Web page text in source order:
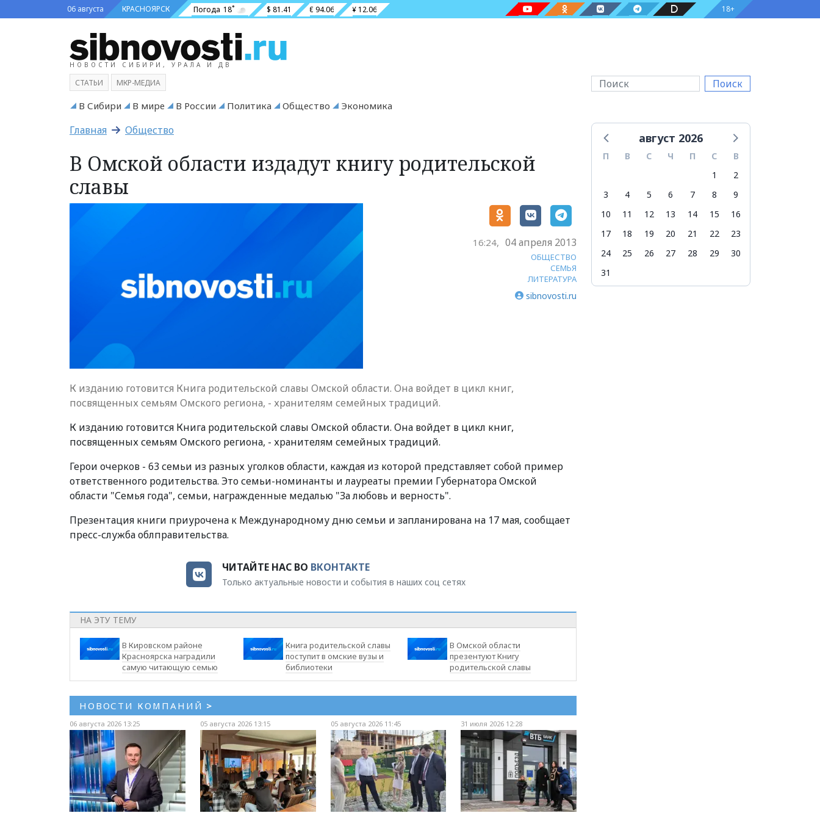
06 августа КРАСНОЯРСК Погода 18˚ $ 81.41 € 94.06 ¥ 12.06 18+
НОВОСТИ СИБИРИ, УРАЛА И ДВ
Поиск
СТАТЬИ МКР-МЕДИА
В Сибири В мире В России Политика Общество Экономика
Главная Общество
В Омской области издадут книгу родительской
славы
16:24, 04 апреля 2013
ОБЩЕСТВО
СЕМЬЯ
ЛИТЕРАТУРА
sibnovosti.ru
К изданию готовится Книга родительской славы Омской области. Она войдет в цикл книг,
посвященных семьям Омского региона, - хранителям семейных традиций.
К изданию готовится Книга родительской славы Омской области. Она войдет в цикл книг,
посвященных семьям Омского региона, - хранителям семейных традиций.
Герои очерков - 63 семьи из разных уголков области, каждая из которой представляет собой пример
ответственного родительства. Это семьи-номинанты и лауреаты премии Губернатора Омской
области "Семья года", семьи, награжденные медалью "За любовь и верность".
Презентация книги приурочена к Международному дню семьи и запланирована на 17 мая, сообщает
пресс-служба облправительства.
ЧИТАЙТЕ НАС ВО ВКОНТАКТЕ
Только актуальные новости и события в наших соц сетях
НА ЭТУ ТЕМУ
В Кировском районе
Красноярска наградили
самую читающую семью
Книга родительской славы
поступит в омские вузы и
библиотеки
В Омской области
презентуют Книгу
родительской славы
НОВОСТИ КОМПАНИЙ >
06 августа 2026 13:25 05 августа 2026 13:15 05 августа 2026 11:45 31 июля 2026 12:28
август 2026
П В С Ч П С
В
1
2
3
4 5 6 7 8
9
10
11 12 13 14 15
16
17
18 19 20 21 22
23
24
25 26 27 28 29
30
31